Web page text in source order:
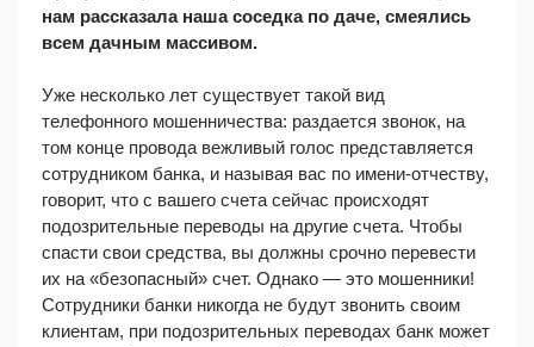
нам рассказала наша соседка по даче, смеялись
всем дачным массивом.
Уже несколько лет существует такой вид
телефонного мошенничества: раздается звонок, на
том конце провода вежливый голос представляется
сотрудником банка, и называя вас по имени-отчеству,
говорит, что с вашего счета сейчас происходят
подозрительные переводы на другие счета. Чтобы
спасти свои средства, вы должны срочно перевести
их на «безопасный» счет. Однако — это мошенники!
Сотрудники банки никогда не будут звонить своим
клиентам, при подозрительных переводах банк может